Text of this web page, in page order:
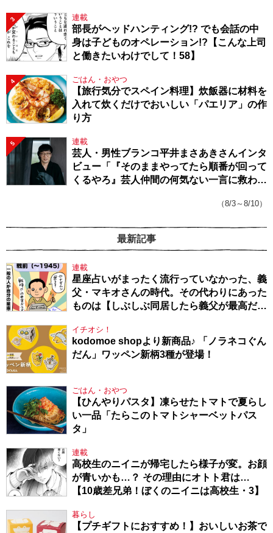
3 連載
部長がヘッドハンティング!? でも会話の中
身は子どものオペレーション!?【こんな上司
と働きたいわけでして！58】
4 ごはん・おやつ
【旅行気分でスペイン料理】炊飯器に材料を
入れて炊くだけでおいしい「パエリア」の作
り方
5 連載
芸人・男性ブランコ平井まさあきさんインタ
ビュー「『そのままやってたら順番が回って
くるやろ』芸人仲間の何気ない一言に救われ
（8/3～8/10）
最新記事
連載
星座占いがまったく流行っていなかった、義
父・マキオさんの時代。その代わりにあった
ものは【しぶしぶ同居したら義父が最高だっ
イチオシ！
kodomoe shopより新商品♪ 「ノラネコぐん
だん」ワッペン新柄3種が登場！
ごはん・おやつ
【ひんやりパスタ】凍らせたトマトで夏らし
い一品「たらこのトマトシャーベットパス
タ」
連載
高校生のニイニが帰宅したら様子が変。お顔
が青いかも…？ その理由にオトト君は…
【10歳差兄弟！ぼくのニイニは高校生・3】
暮らし
【プチギフトにおすすめ！】おいしいお茶で